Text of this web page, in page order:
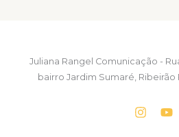
Juliana Rangel Comunicação -
bairro Jardim Sumaré, Ribeirão